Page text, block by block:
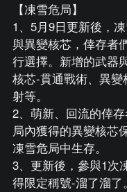
【凍雪危局】
1、5月9日更新後，
與異變核芯，倖存者
行選擇。新增的武器
核芯-貫通戰術、異
射等。
2、萌新、回流的倖
局內獲得的異變核芯
凍雪危局中生存。
3、更新後，參與1次
得限定稱號-溜了溜了。